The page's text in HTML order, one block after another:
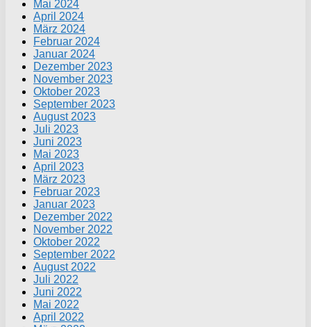
Mai 2024
April 2024
März 2024
Februar 2024
Januar 2024
Dezember 2023
November 2023
Oktober 2023
September 2023
August 2023
Juli 2023
Juni 2023
Mai 2023
April 2023
März 2023
Februar 2023
Januar 2023
Dezember 2022
November 2022
Oktober 2022
September 2022
August 2022
Juli 2022
Juni 2022
Mai 2022
April 2022